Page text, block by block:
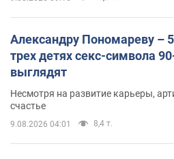
Александру Пономареву –
трех детях секс-символа
выглядят
Несмотря на развитие карьеры,
счастье
9.08.2026 04:01 8,4 т.